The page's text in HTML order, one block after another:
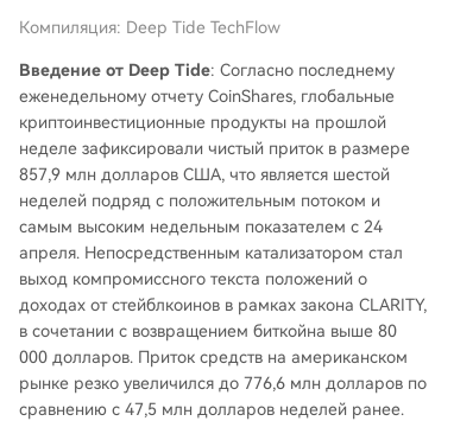
А доминировал, обеспечив чистый приток в 7
76,6 миллиона долларов, что значительно пре
высило показатель предыдущей недели (47,5
миллиона). Европейские рынки, включая Герм
анию (50,6 миллиона) и Швейцарию (21,1 мил
лиона), также показали рост активности. Сред
и активов лидером стал биткоин с притоком 7
06,1 миллиона долларов, в то время как прод
укты с короткой позицией по BTC зафиксиров
али рекордный отток в 14,4 миллиона, что ука
зывает на закрытие хедж-позиций. Альткойны
также продемонстрировали широкий приток
средств: Ethereum привлек 77,1 миллиона (см
енив отток предыдущей недели), Solana — 47,
6 миллиона, а XRP — 39,6 миллиона долларо
Компиляция: Deep Tide TechFlow
Введение от Deep Tide: Согласно последнему
еженедельному отчету CoinShares, глобальные
криптоинвестиционные продукты на прошлой
неделе зафиксировали чистый приток в размере
857,9 млн долларов США, что является шестой
неделей подряд с положительным потоком и
самым высоким недельным показателем с 24
апреля. Непосредственным катализатором стал
выход компромиссного текста положений о
доходах от стейблкоинов в рамках закона CLARITY,
в сочетании с возвращением биткойна выше 80
000 долларов. Приток средств на американском
рынке резко увеличился до 776,6 млн долларов по
сравнению с 47,5 млн долларов неделей ранее.